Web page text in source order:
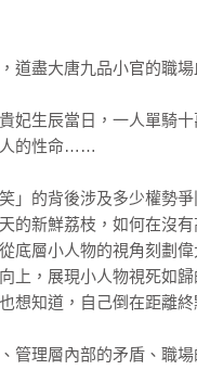
道盡大唐九品小官的職
妃生辰當日，一人單騎
人的性命……
」的背後涉及多少權勢
的新鮮荔枝，如何在沒
底層小人物的視角刻劃
上，展現小人物視死如
想知道，自己倒在距離終
管理層內部的矛盾、職